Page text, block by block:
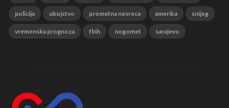
policija ubojstvo prometna nesreca amerika snijeg
vremenska prognoza fbih nogomet sarajevo